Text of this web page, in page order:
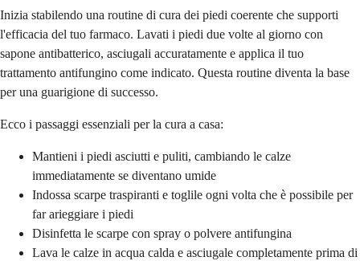
Inizia stabilendo una routine di cura dei piedi coerente che supporti
l'efficacia del tuo farmaco. Lavati i piedi due volte al giorno con
sapone antibatterico, asciugali accuratamente e applica il tuo
trattamento antifungino come indicato. Questa routine diventa la base
per una guarigione di successo.
Ecco i passaggi essenziali per la cura a casa:
Mantieni i piedi asciutti e puliti, cambiando le calze
immediatamente se diventano umide
Indossa scarpe traspiranti e toglile ogni volta che è possibile per
far arieggiare i piedi
Disinfetta le scarpe con spray o polvere antifungina
Lava le calze in acqua calda e asciugale completamente prima di